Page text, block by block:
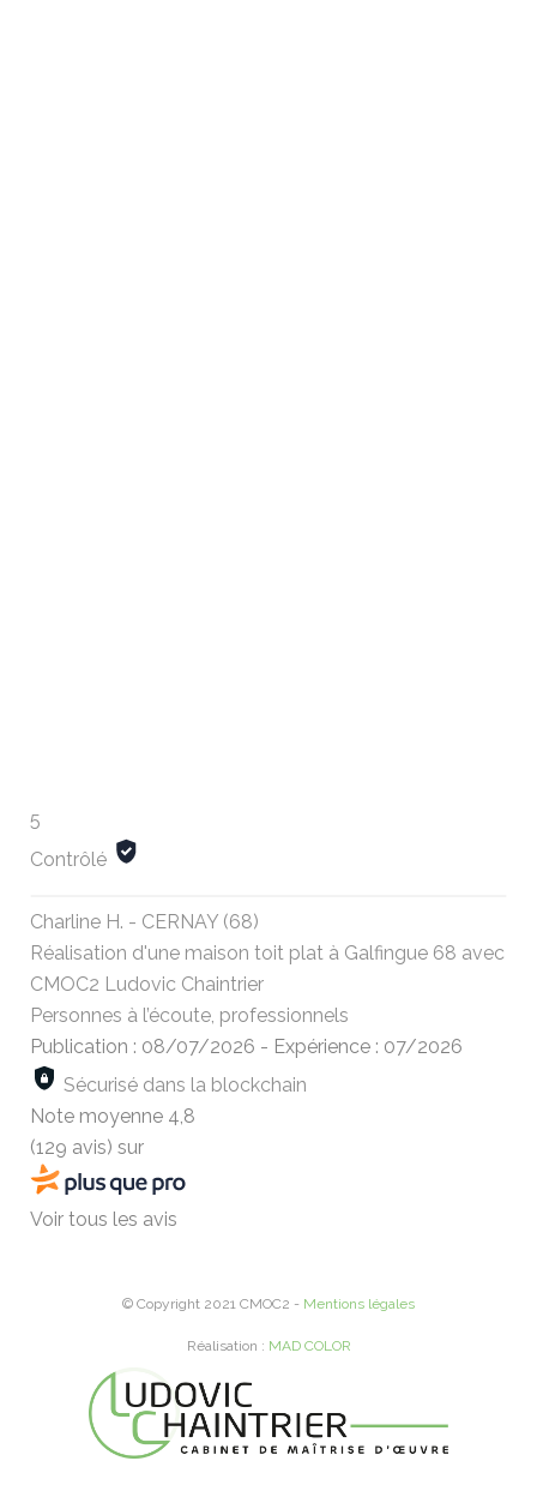
5
Contrôlé
Charline H. - CERNAY (68)
Réalisation d'une maison toit plat à Galfingue 68 avec
CMOC2 Ludovic Chaintrier
Personnes à l’écoute, professionnels
Publication : 08/07/2026 - Expérience : 07/2026
Sécurisé dans la blockchain
Note moyenne 4,8
(129 avis) sur
Voir tous les avis
© Copyright 2021 CMOC2 - Mentions légales
Réalisation : MAD COLOR